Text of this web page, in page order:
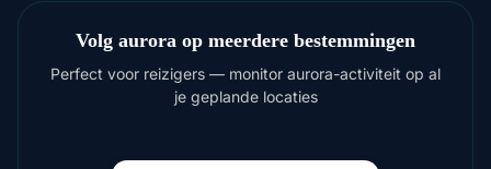
Volg aurora op meerdere bestemmingen
Perfect voor reizigers — monitor aurora-activiteit op al
je geplande locaties